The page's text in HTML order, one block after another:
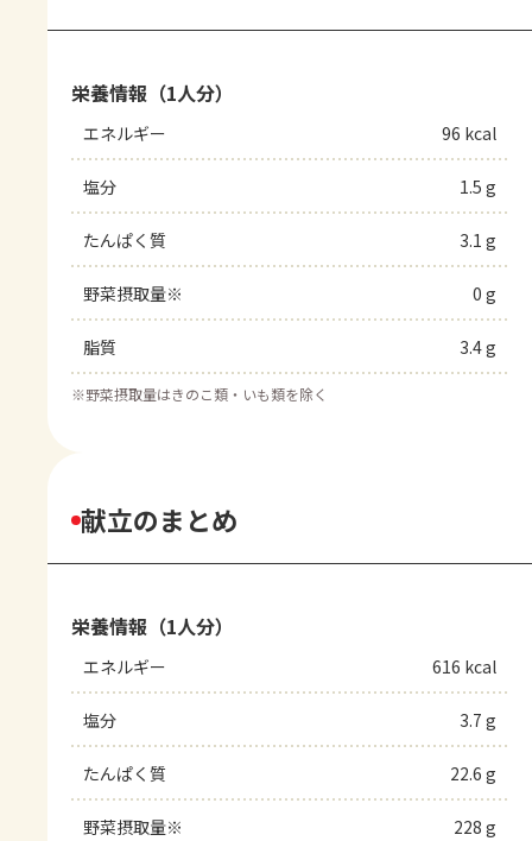
栄養情報（1人分）
エネルギー 96 kcal
塩分 1.5 g
たんぱく質 3.1 g
野菜摂取量※ 0 g
脂質 3.4 g
※野菜摂取量はきのこ類・いも類を除く
献立のまとめ
栄養情報（1人分）
エネルギー 616 kcal
塩分 3.7 g
たんぱく質 22.6 g
野菜摂取量※ 228 g